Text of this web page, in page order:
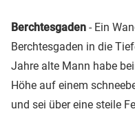
Berchtesgaden - Ein
Berchtesgaden in die
Jahre alte Mann habe
Höhe auf einem
und sei über eine steile